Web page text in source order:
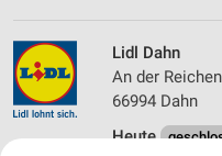
Lidl Dahn
An der
66994 Dahn
Heute